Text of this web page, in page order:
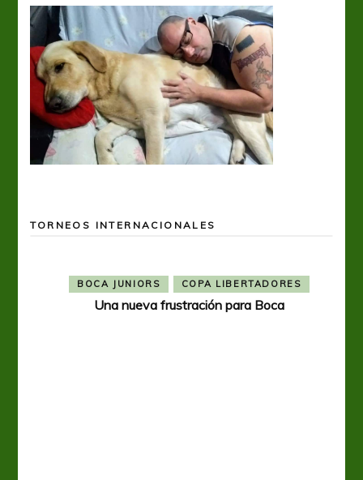
TORNEOS INTERNACIONALES
BOCA JUNIORS COPA LIBERTADORES
Una nueva frustración para Boca